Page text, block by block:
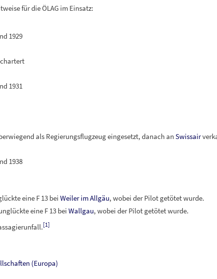
für die ÖLAG im Einsatz:
1929
1931
als Regierungsflugzeug eingesetzt, danach anSwissair
1938
eine F 13 beiWeiler im Allgäu, wobei der Pilot getötet wurde.
eine F 13 beiWallgau, wobei der Pilot getötet wurde.
[1]
(Europa)